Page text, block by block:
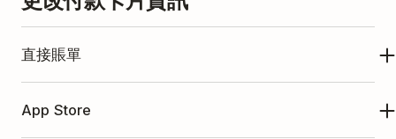
直接賬單
App Store